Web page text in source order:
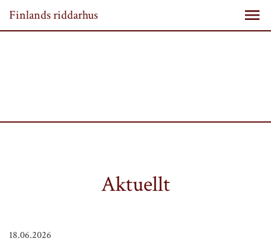
Finlands riddarhus
Aktuellt
18.06.2026